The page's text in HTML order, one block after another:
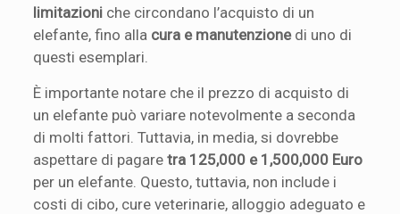
limitazioni che circondano l’acquisto di un
elefante, fino alla cura e manutenzionedi uno di
questi esemplari.
È importante notare che il prezzo di acquisto di
un elefante può variare notevolmente a seconda
di molti fattori. Tuttavia, in media, si dovrebbe
aspettare di pagaretra 125,000 e 1,500,000 Euro
per un elefante. Questo, tuttavia, non include i
costi di cibo, cure veterinarie, alloggio adeguato e